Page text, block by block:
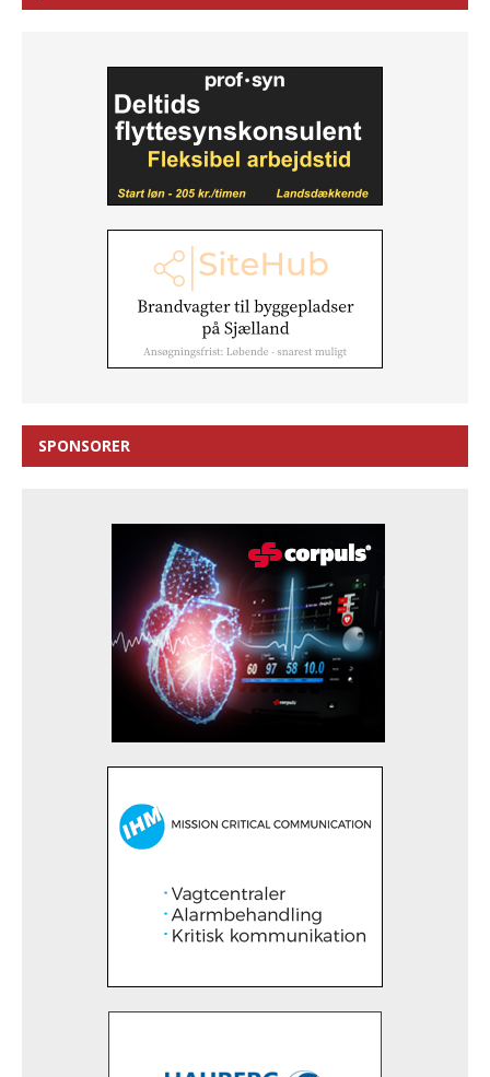
SPONSORER